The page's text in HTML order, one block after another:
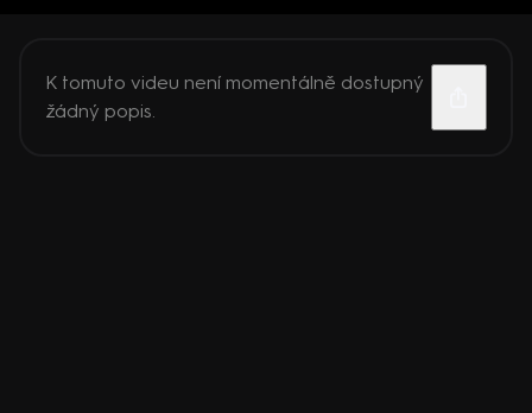
K tomuto videu není momentálně dostupný
žádný popis.